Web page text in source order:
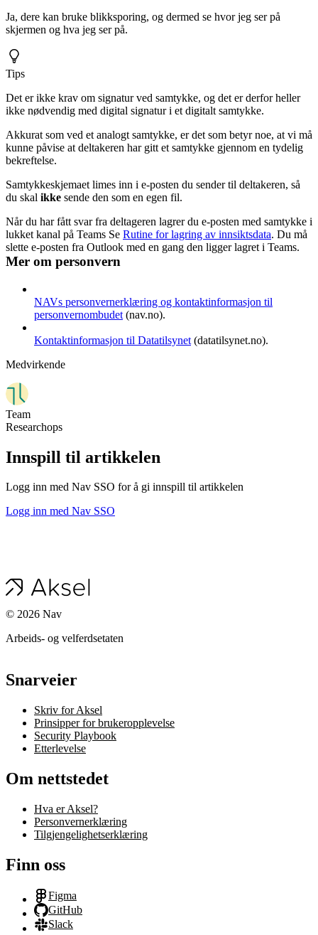
Ja, dere kan bruke blikksporing, og dermed se hvor jeg ser på
skjermen og hva jeg ser på.
Tips
Det er ikke krav om signatur ved samtykke, og det er derfor heller
ikke nødvendig med digital signatur i et digitalt samtykke.
Akkurat som ved et analogt samtykke, er det som betyr noe, at vi må
kunne påvise at deltakeren har gitt et samtykke gjennom en tydelig
bekreftelse.
Samtykkeskjemaet limes inn i e-posten du sender til deltakeren, så
du skal ikke sende den som en egen fil.
Når du har fått svar fra deltageren lagrer du e-posten med samtykke i
lukket kanal på Teams Se Rutine for lagring av innsiktsdata. Du må
slette e-posten fra Outlook med en gang den ligger lagret i Teams.
Mer om personvern
NAVs personvernerklæring og kontaktinformasjon til
personvernombudet (nav.no).
Kontaktinformasjon til Datatilsynet (datatilsynet.no).
Medvirkende
Team
Researchops
Innspill til artikkelen
Logg inn med Nav SSO for å gi innspill til artikkelen
Logg inn med Nav SSO
© 2026 Nav
Arbeids- og velferdsetaten
Snarveier
Skriv for Aksel
Prinsipper for brukeropplevelse
Security Playbook
Etterlevelse
Om nettstedet
Hva er Aksel?
Personvernerklæring
Tilgjengelighetserklæring
Finn oss
Figma
GitHub
Slack